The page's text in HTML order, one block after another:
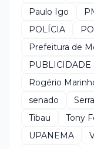
Paulo Igo
POLÍCIA
Prefeitura de
PUBLICIDADE
Rogério
senado
Tibau
Tony
UPANEMA